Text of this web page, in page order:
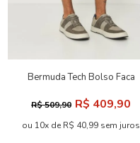
Bermuda Tech Bolso Faca
R$ 509,90 R$ 409,90
ou 10x de R$ 40,99 sem juros